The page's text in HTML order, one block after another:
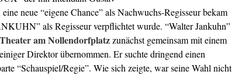
eine neue “eigene Chance” als Nachwuchs-Regisseur bekam
als Regisseur verpflichtet wurde. “Walter Jankuhn”
Theater am Nollendorfplatzzunächst gemeinsam mit einem
Direktor übernommen. Er suchte dringend einen
“Schauspiel/Regie”. Wie sich zeigte, war seine Wahl nicht